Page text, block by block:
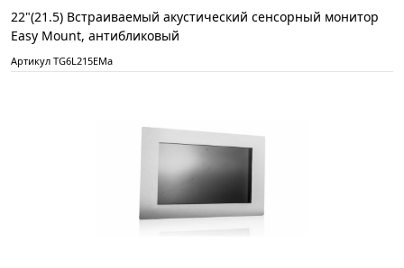
22"(21.5) Встраиваемый акустический сенсорный монитор
Easy Mount, антибликовый
Артикул TG6L215EMa